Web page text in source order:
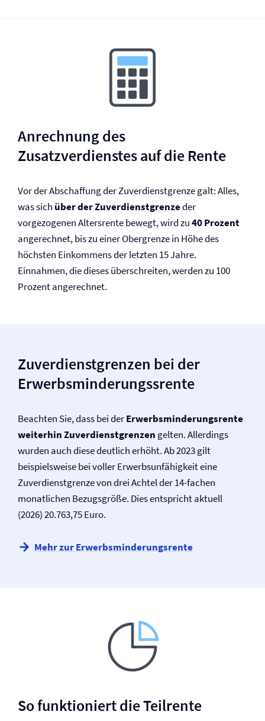
Anrechnung des
Zusatzverdienstes auf die Rente
Vor der Abschaffung der Zuverdienstgrenze galt: Alles,
was sich über der Zuverdienstgrenzeder
vorgezogenen Altersrente bewegt, wird zu40 Prozent
angerechnet, bis zu einer Obergrenze in Höhe des
höchsten Einkommens der letzten 15 Jahre.
Einnahmen, die dieses überschreiten, werden zu 100
Prozent angerechnet.
Zuverdienstgrenzen bei der
Erwerbsminderungssrente
Beachten Sie, dass bei derErwerbsminderungs­rente
weiterhin Zuverdienstgrenzen gelten. Allerdings
wurden auch diese deutlich erhöht. Ab 2023 gilt
beispielsweise bei voller Erwerbsunfähigkeit eine
Zuverdienstgrenze von drei Achtel der 14-fachen
monatlichen Bezugsgröße. Dies entspricht aktuell
(2026) 20.763,75 Euro.
Mehr zur Erwerbsminderungs­rente
So funktioniert die Teilrente